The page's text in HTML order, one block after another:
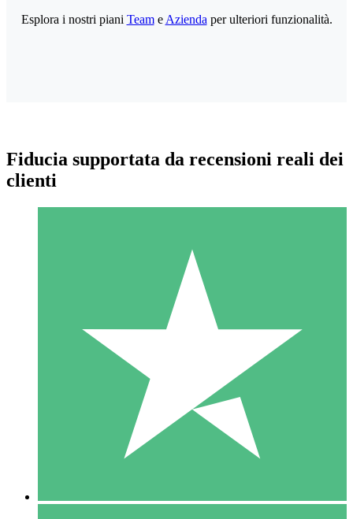
Pacchetti di Crediti Individuali
Paga a consumo con crediti di download. Nessun impegno
1 Download
10
US$1500
Esplora i nostri piani Teame Azienda per ulteriori funzionalità.
Fiducia supportata da recensioni reali dei
clienti